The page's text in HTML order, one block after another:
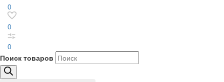
0
0
0
Поиск товаров